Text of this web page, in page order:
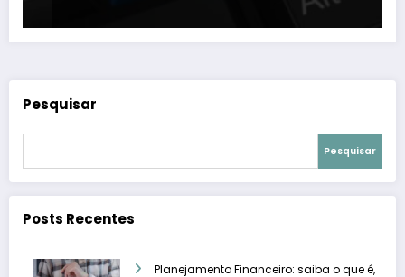
Pesquisar
Pesquisar
Posts Recentes
Planejamento Financeiro: saiba o que é,